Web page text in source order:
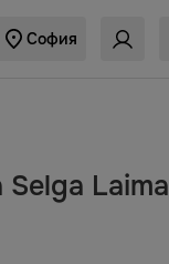
София
Laima